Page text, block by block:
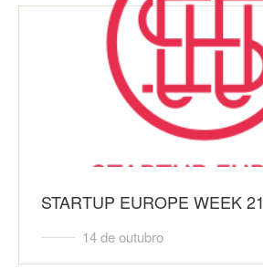
STARTUP EUROPE WEEK 21
14 de outubro